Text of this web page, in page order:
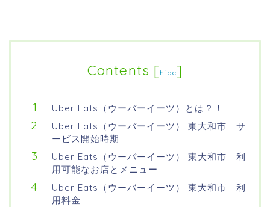
Contents [hide]
Uber Eats（ウーバーイーツ）とは？！
Uber Eats（ウーバーイーツ） 東大和市｜サ
ービス開始時期
Uber Eats（ウーバーイーツ） 東大和市｜利
用可能なお店とメニュー
Uber Eats（ウーバーイーツ） 東大和市｜利
用料金